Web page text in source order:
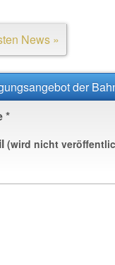
News »
der
*
(wird nicht